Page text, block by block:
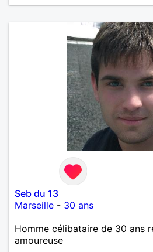
Seb du 13
Marseille - 30 ans
Homme célibataire de 30 ans
amoureuse